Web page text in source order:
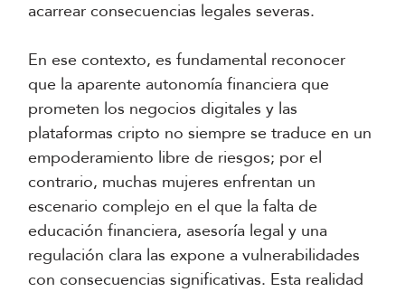
acarrear consecuencias legales severas.
En ese contexto, es fundamental reconocer
que la aparente autonomía financiera que
prometen los negocios digitales y las
plataformas cripto no siempre se traduce en un
empoderamiento libre de riesgos; por el
contrario, muchas mujeres enfrentan un
escenario complejo en el que la falta de
educación financiera, asesoría legal y una
regulación clara las expone a vulnerabilidades
con consecuencias significativas. Esta realidad